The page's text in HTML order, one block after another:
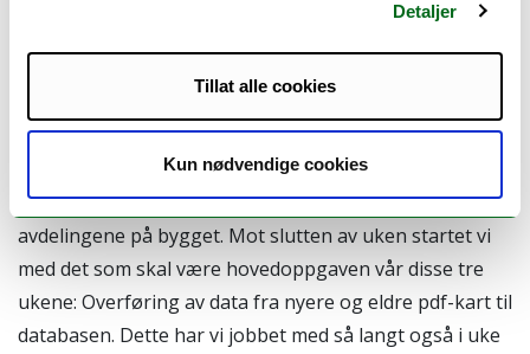
Detaljer
Tillat alle cookies
Kun nødvendige cookies
NGU's nye nettside når den tid kommer. I tillegg til
dette, bidro vi til spalten "spør en geolog" samtidig som
vi fikk en omfattende omvisning hos de fleste
avdelingene på bygget. Mot slutten av uken startet vi
med det som skal være hovedoppgaven vår disse tre
ukene: Overføring av data fra nyere og eldre pdf-kart til
databasen. Dette har vi jobbet med så langt også i uke